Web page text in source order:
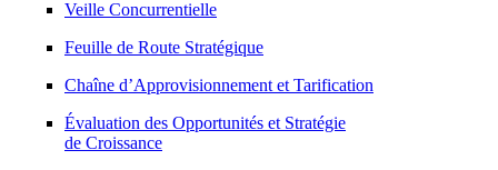
Veille Concurrentielle
Feuille de Route Stratégique
Chaîne d’Approvisionnement et Tarification
Évaluation des Opportunités et Stratégie
de Croissance